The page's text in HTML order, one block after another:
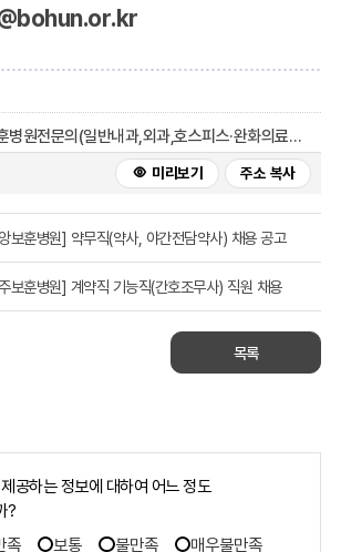
260709대전보훈병원전문의(일반내과,외과,호스피스·완화의료센터장)및일반의(응급실및병동당직의)채용공고(게시용).jpg
미리보기 주소 복사
보훈병원] 약무직(약사, 야간전담약사) 채용 공고
보훈병원] 계약직 기능직(간호조무사) 직원 채용
목록
공하는 정보에 대하여 어느 정도
?
족 보통 불만족 매우불만족